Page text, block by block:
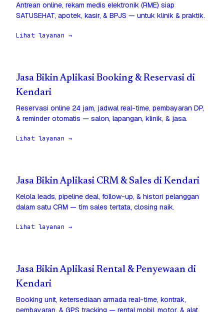
Antrean online, rekam medis elektronik (RME) siap
SATUSEHAT, apotek, kasir, & BPJS — untuk klinik & praktik.
Lihat layanan →
Jasa Bikin Aplikasi Booking & Reservasi di
Kendari
Reservasi online 24 jam, jadwal real-time, pembayaran DP,
& reminder otomatis — salon, lapangan, klinik, & jasa.
Lihat layanan →
Jasa Bikin Aplikasi CRM & Sales di Kendari
Kelola leads, pipeline deal, follow-up, & histori pelanggan
dalam satu CRM — tim sales tertata, closing naik.
Lihat layanan →
Jasa Bikin Aplikasi Rental & Penyewaan di
Kendari
Booking unit, ketersediaan armada real-time, kontrak,
pembayaran, & GPS tracking — rental mobil, motor, & alat.